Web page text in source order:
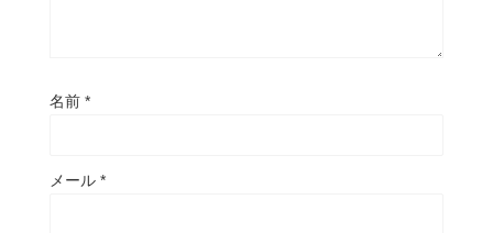
名前 *
メール *